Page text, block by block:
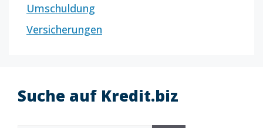
Umschuldung
Versicherungen
Suche auf Kredit.biz